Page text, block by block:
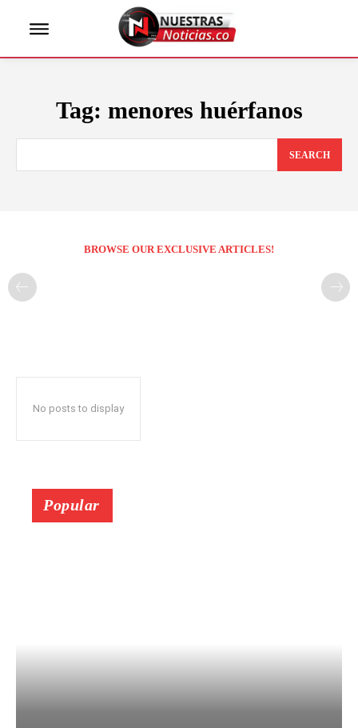
Tag: menores huérfanos
SEARCH
BROWSE OUR EXCLUSIVE ARTICLES!
No posts to display
Popular